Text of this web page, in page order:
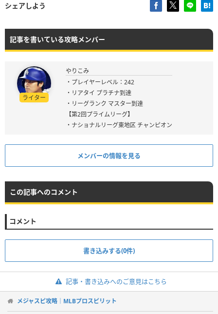
シェアしよう
記事を書いている攻略メンバー
ライター
やりこみ
・プレイヤーレベル：242
・リアタイ プラチナ到達
・リーグランク マスター到達
【第2回プライムリーグ】
・ナショナルリーグ東地区 チャンピオン
メンバーの情報を見る
この記事へのコメント
コメント
書き込みする(0件)
記事・書き込みへのご意見はこちら
メジャスピ攻略｜MLBプロスピリット